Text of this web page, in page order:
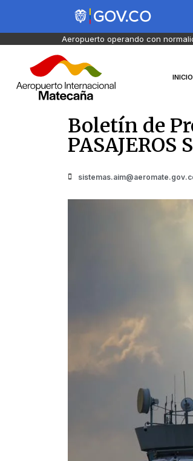
Aeropuerto operando con
INICIO
Boletín de